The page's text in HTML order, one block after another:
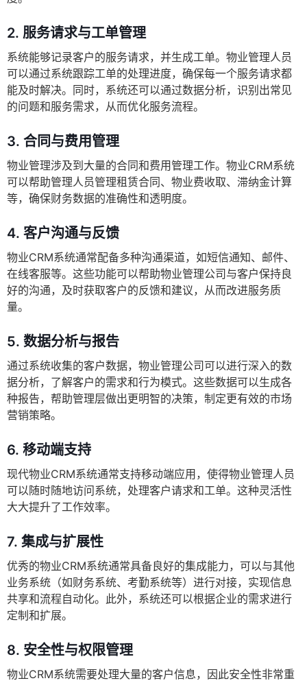
2. 服务请求与工单管理
系统能够记录客户的服务请求，并生成工单。物业管理人员
可以通过系统跟踪工单的处理进度，确保每一个服务请求都
能及时解决。同时，系统还可以通过数据分析，识别出常见
的问题和服务需求，从而优化服务流程。
3. 合同与费用管理
物业管理涉及到大量的合同和费用管理工作。物业CRM系统
可以帮助管理人员管理租赁合同、物业费收取、滞纳金计算
等，确保财务数据的准确性和透明度。
4. 客户沟通与反馈
物业CRM系统通常配备多种沟通渠道，如短信通知、邮件、
在线客服等。这些功能可以帮助物业管理公司与客户保持良
好的沟通，及时获取客户的反馈和建议，从而改进服务质
量。
5. 数据分析与报告
通过系统收集的客户数据，物业管理公司可以进行深入的数
据分析，了解客户的需求和行为模式。这些数据可以生成各
种报告，帮助管理层做出更明智的决策，制定更有效的市场
营销策略。
6. 移动端支持
现代物业CRM系统通常支持移动端应用，使得物业管理人员
可以随时随地访问系统，处理客户请求和工单。这种灵活性
大大提升了工作效率。
7. 集成与扩展性
优秀的物业CRM系统通常具备良好的集成能力，可以与其他
业务系统（如财务系统、考勤系统等）进行对接，实现信息
共享和流程自动化。此外，系统还可以根据企业的需求进行
定制和扩展。
8. 安全性与权限管理
物业CRM系统需要处理大量的客户信息，因此安全性非常重